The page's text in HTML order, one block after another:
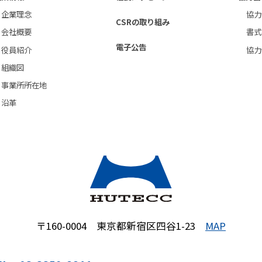
企業理念
会社概要
役員紹介
組織図
事業所所在地
沿革
CSRの取り組み
電子公告
協
書
協
〒160-0004 東京都新宿区四谷1-23 MAP